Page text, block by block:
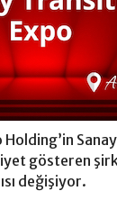
gösteren
değişiyor.